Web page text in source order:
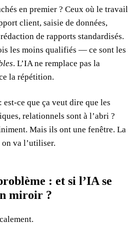
en premier ? Ceux où le travail
client, saisie de données,
de rapports standardisés.
les moins qualifiés — ce sont les
. L’IA ne remplace pas la
la répétition.
ce que ça veut dire que les
relationnels sont à l’abri ?
Mais ils ont une fenêtre. La
va l’utiliser.
: et si l’IA se
miroir ?